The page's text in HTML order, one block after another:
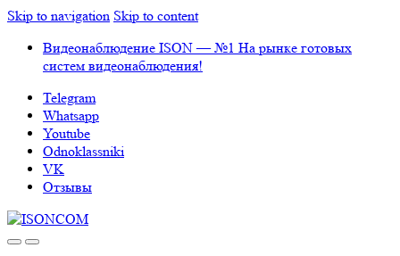
Skip to navigation Skip to content
Видеонаблюдение ISON — №1 На рынке готовых
систем видеонаблюдения!
Telegram
Whatsapp
Youtube
Odnoklassniki
VK
Отзывы